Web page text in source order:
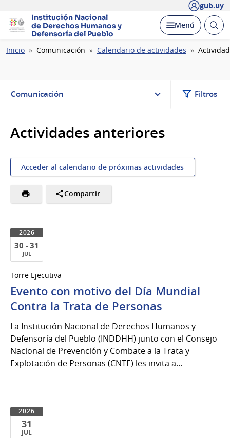
gub.uy
Institución Nacional
de Derechos Humanosy
Defensoría del Pueblo
Desplegar
Menú Abrir
Ruta
Inicio Comunicación Calendario de actividades
Comunicación Filtros
Actividades anteriores
Acceder al calendario de próximas actividades
Compartir
2026
30 - 31
JUL
al
31
de
del
2026
Torre Ejecutiva
Evento con motivo del Día Mundial
Contra la Trata de Personas
La Institución Nacional de Derechos Humanos y
Defensoría del Pueblo (INDDHH) junto con el Consejo
Nacional de Prevención y Combate a la Trata y
Explotación de Personas (CNTE) les invita a...
2026
31
JUL